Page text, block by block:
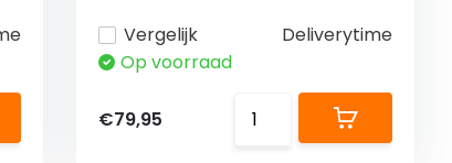
Vergelijk
Deliverytime
Op voorraad
€79,95